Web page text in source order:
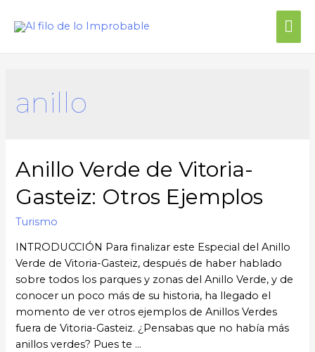
anillo
Anillo Verde de Vitoria-
Gasteiz: Otros Ejemplos
Turismo
INTRODUCCIÓN Para finalizar este Especial del Anillo
Verde de Vitoria-Gasteiz, después de haber hablado
sobre todos los parques y zonas del Anillo Verde, y de
conocer un poco más de su historia, ha llegado el
momento de ver otros ejemplos de Anillos Verdes
fuera de Vitoria-Gasteiz. ¿Pensabas que no había más
anillos verdes? Pues te …